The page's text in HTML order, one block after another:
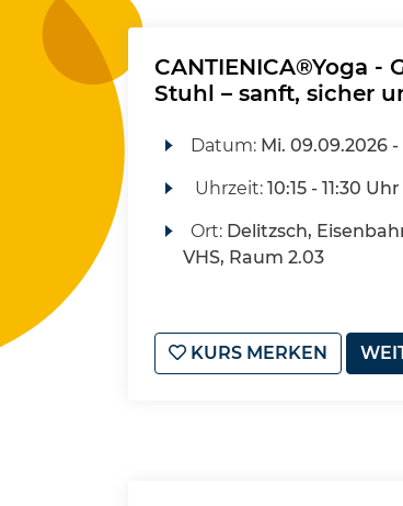
CANTIENICA®Yoga -
Stuhl – sanft, sicher
Datum: Mi. 09.09.2026 -
Uhrzeit: 10:15 - 11:30 Uhr
Ort: Delitzsch,
VHS, Raum 2.03
KURS MERKEN